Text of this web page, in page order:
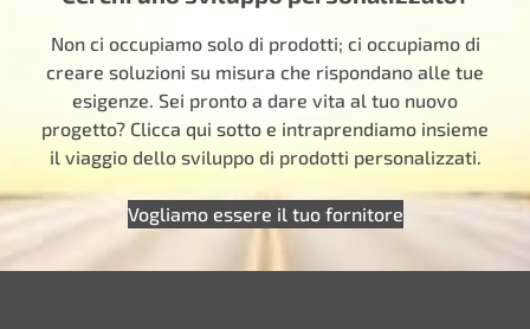
Non ci occupiamo solo di prodotti; ci occupiamo di
creare soluzioni su misura che rispondano alle tue
esigenze. Sei pronto a dare vita al tuo nuovo
progetto? Clicca qui sotto e intraprendiamo insieme
il viaggio dello sviluppo di prodotti personalizzati.
Vogliamo essere il tuo fornitore